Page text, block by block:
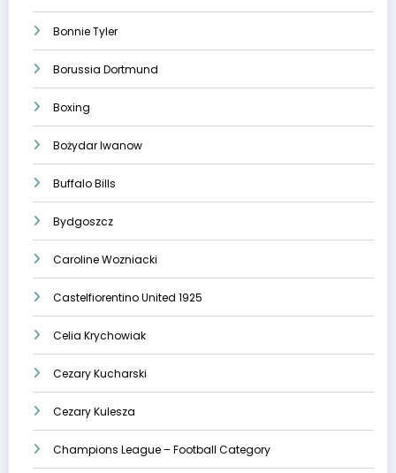
Bonnie Tyler
Borussia Dortmund
Boxing
Bożydar Iwanow
Buffalo Bills
Bydgoszcz
Caroline Wozniacki
Castelfiorentino United 1925
Celia Krychowiak
Cezary Kucharski
Cezary Kulesza
Champions League – Football Category